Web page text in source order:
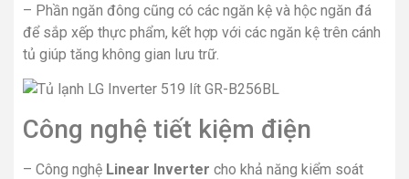
– Phần ngăn đông cũng có các ngăn kệ và hộc ngăn đá
để sắp xếp thực phẩm, kết hợp với các ngăn kệ trên cánh
tủ giúp tăng không gian lưu trữ.
Công nghệ tiết kiệm điện
– Công nghệ Linear Inverter cho khả năng kiểm soát